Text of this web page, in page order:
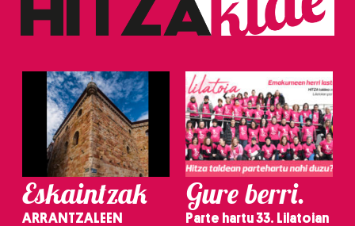
zerbitzuak hobetzeko asmoz, cookie teknologiaz
baliatzen gara. Ohar hau onartuz gero, teknologia hori
Eskaintzak
ARRANTZALEEN
Gure berri.
Parte hartu 33. Lilatoian